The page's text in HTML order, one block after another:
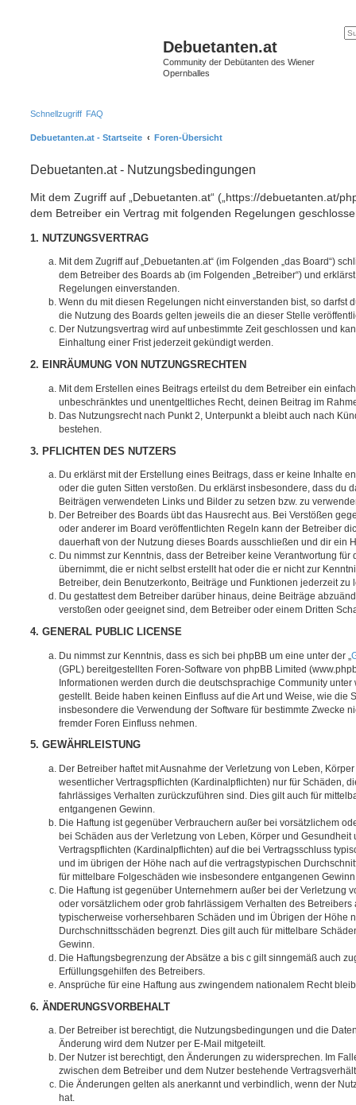
Debuetanten.at
Community der Debütanten des Wiener
Opernballes
Schnellzugriff FAQ
Debuetanten.at - Startseite Foren-Übersicht
Debuetanten.at - Nutzungsbedingungen
Mit dem Zugriff auf „Debuetanten.at“ („https://debuetanten.at/
dem Betreiber ein Vertrag mit folgenden Regelungen
1. NUTZUNGSVERTRAG
Mit dem Zugriff auf „Debuetanten.at“ (im Folgenden „das Board“)
dem Betreiber des Boards ab (im Folgenden „Betreiber“) und
Regelungen einverstanden.
Wenn du mit diesen Regelungen nicht einverstanden bist, so darfst
die Nutzung des Boards gelten jeweils die an dieser Stelle
Der Nutzungsvertrag wird auf unbestimmte Zeit geschlossen und
Einhaltung einer Frist jederzeit gekündigt werden.
2. EINRÄUMUNG VON NUTZUNGSRECHTEN
Mit dem Erstellen eines Beitrags erteilst du dem Betreiber ein
unbeschränktes und unentgeltliches Recht, deinen Beitrag im
Das Nutzungsrecht nach Punkt 2, Unterpunkt a bleibt auch nach
bestehen.
3. PFLICHTEN DES NUTZERS
Du erklärst mit der Erstellung eines Beitrags, dass er keine Inhalte
oder die guten Sitten verstoßen. Du erklärst insbesondere, dass du
Beiträgen verwendeten Links und Bilder zu setzen bzw. zu
Der Betreiber des Boards übt das Hausrecht aus. Bei Verstößen
oder anderer im Board veröffentlichten Regeln kann der Betreiber
dauerhaft von der Nutzung dieses Boards ausschließen und dir ein
Du nimmst zur Kenntnis, dass der Betreiber keine Verantwortung für
übernimmt, die er nicht selbst erstellt hat oder die er nicht zur
Betreiber, dein Benutzerkonto, Beiträge und Funktionen jederzeit zu
Du gestattest dem Betreiber darüber hinaus, deine Beiträge
verstoßen oder geeignet sind, dem Betreiber oder einem Dritten
4. GENERAL PUBLIC LICENSE
Du nimmst zur Kenntnis, dass es sich bei phpBB um eine unter der „
(GPL) bereitgestellten Foren-Software von phpBB Limited
Informationen werden durch die deutschsprachige Community unter
gestellt. Beide haben keinen Einfluss auf die Art und Weise, wie die
insbesondere die Verwendung der Software für bestimmte Zwecke
fremder Foren Einfluss nehmen.
5. GEWÄHRLEISTUNG
Der Betreiber haftet mit Ausnahme der Verletzung von Leben,
wesentlicher Vertragspflichten (Kardinalpflichten) nur für Schäden,
fahrlässiges Verhalten zurückzuführen sind. Dies gilt auch für
entgangenen Gewinn.
Die Haftung ist gegenüber Verbrauchern außer bei vorsätzlichem
bei Schäden aus der Verletzung von Leben, Körper und
Vertragspflichten (Kardinalpflichten) auf die bei Vertragsschluss
und im übrigen der Höhe nach auf die vertragstypischen
für mittelbare Folgeschäden wie insbesondere entgangenen
Die Haftung ist gegenüber Unternehmern außer bei der Verletzung
oder vorsätzlichem oder grob fahrlässigem Verhalten des Betreibers
typischerweise vorhersehbaren Schäden und im Übrigen der Höhe
Durchschnittsschäden begrenzt. Dies gilt auch für mittelbare
Gewinn.
Die Haftungsbegrenzung der Absätze a bis c gilt sinngemäß auch
Erfüllungsgehilfen des Betreibers.
Ansprüche für eine Haftung aus zwingendem nationalem Recht
6. ÄNDERUNGSVORBEHALT
Der Betreiber ist berechtigt, die Nutzungsbedingungen und die
Änderung wird dem Nutzer per E-Mail mitgeteilt.
Der Nutzer ist berechtigt, den Änderungen zu widersprechen. Im
zwischen dem Betreiber und dem Nutzer bestehende
Die Änderungen gelten als anerkannt und verbindlich, wenn der
hat.